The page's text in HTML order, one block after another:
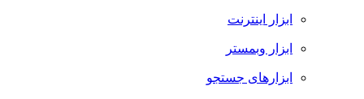
ابزار اینترنت
ابزار وبمستر
ابزارهای جستجو